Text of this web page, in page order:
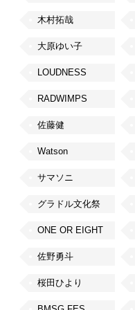
木村拓哉
大原ゆい子
LOUDNESS
RADWIMPS
佐藤健
Watson
サマソニ
グラドル文化祭
ONE OR EIGHT
佐野勇斗
桜田ひより